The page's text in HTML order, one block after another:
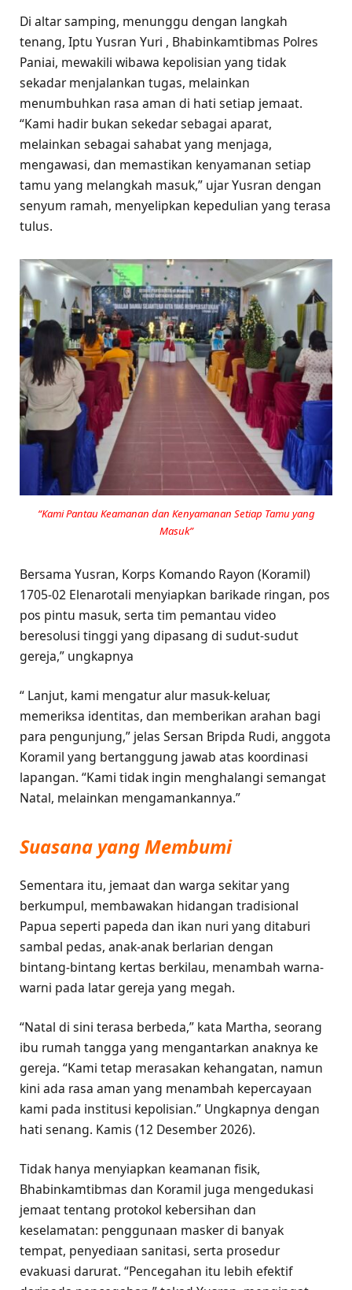
Di altar samping, menunggu dengan langkah
tenang, Iptu Yusran Yuri , Bhabinkamtibmas Polres
Paniai, mewakili wibawa kepolisian yang tidak
sekadar menjalankan tugas, melainkan
menumbuhkan rasa aman di hati setiap jemaat.
“Kami hadir bukan sekedar sebagai aparat,
melainkan sebagai sahabat yang menjaga,
mengawasi, dan memastikan kenyamanan setiap
tamu yang melangkah masuk,” ujar Yusran dengan
senyum ramah, menyelipkan kepedulian yang terasa
tulus.
“Kami Pantau Keamanan dan Kenyamanan Setiap Tamu yang
Masuk”
Bersama Yusran, Korps Komando Rayon (Koramil)
1705‑02 Elenarotali menyiapkan barikade ringan, pos
pos pintu masuk, serta tim pemantau video
beresolusi tinggi yang dipasang di sudut-sudut
gereja,” ungkapnya
“ Lanjut, kami mengatur alur masuk‑keluar,
memeriksa identitas, dan memberikan arahan bagi
para pengunjung,” jelas Sersan Bripda Rudi, anggota
Koramil yang bertanggung jawab atas koordinasi
lapangan. “Kami tidak ingin menghalangi semangat
Natal, melainkan mengamankannya.”
Suasana yang Membumi
Sementara itu, jemaat dan warga sekitar yang
berkumpul, membawakan hidangan tradisional
Papua seperti papeda dan ikan nuri yang ditaburi
sambal pedas, anak‑anak berlarian dengan
bintang‑bintang kertas berkilau, menambah warna-
warni pada latar gereja yang megah.
“Natal di sini terasa berbeda,” kata Martha, seorang
ibu rumah tangga yang mengantarkan anaknya ke
gereja. “Kami tetap merasakan kehangatan, namun
kini ada rasa aman yang menambah kepercayaan
kami pada institusi kepolisian.” Ungkapnya dengan
hati senang. Kamis (12 Desember 2026).
Tidak hanya menyiapkan keamanan fisik,
Bhabinkamtibmas dan Koramil juga mengedukasi
jemaat tentang protokol kebersihan dan
keselamatan: penggunaan masker di banyak
tempat, penyediaan sanitasi, serta prosedur
evakuasi darurat. “Pencegahan itu lebih efektif